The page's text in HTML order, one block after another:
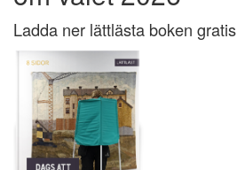
Ladda ner lättlästa boken gratis